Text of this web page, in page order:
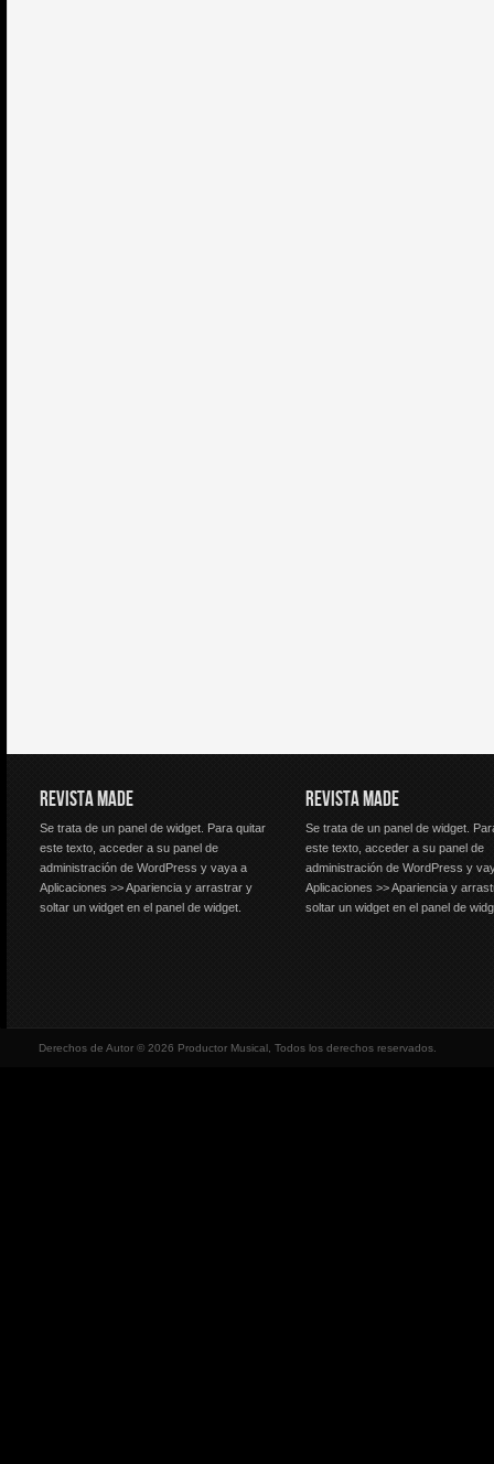
REVISTA MADE
Se trata de un panel de widget. Para quitar
este texto, acceder a su panel de
administración de WordPress y vaya a
Aplicaciones >> Apariencia y arrastrar y
soltar un widget en el panel de widget.
REVISTA MADE
Se trata de un panel de widget.
este texto, acceder a su panel de
administración de WordPress y
Aplicaciones >> Apariencia y
soltar un widget en el panel de
Derechos de Autor © 2026 Productor Musical, Todos los derechos reservados.